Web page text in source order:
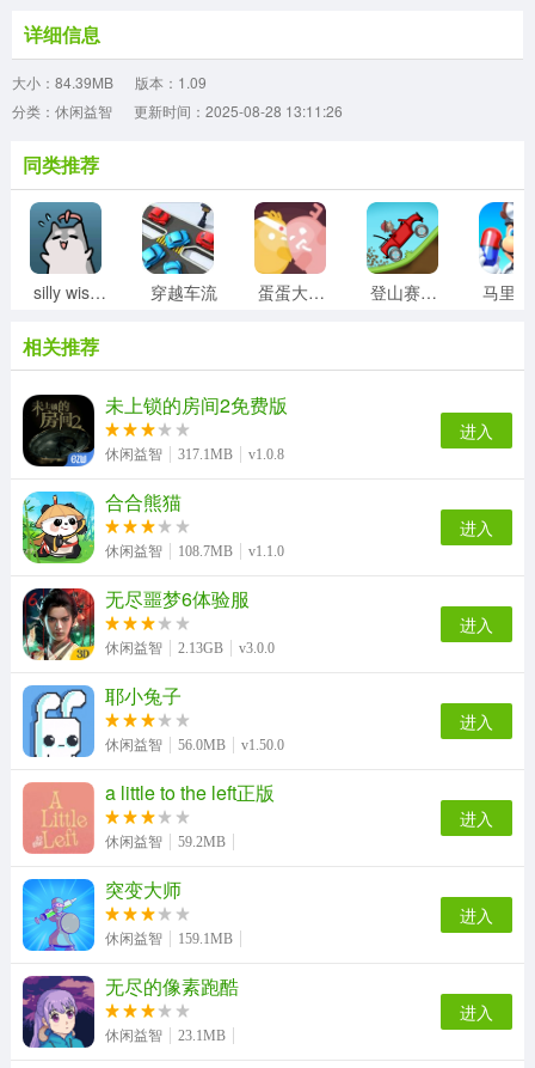
详细信息
大小：84.39MB
版本：1.09
分类：休闲益智
更新时间：2025-08-28 13:11:26
同类推荐
silly wisher最新版 穿越车流 蛋蛋大乱斗 登山赛车1老旧版
相关推荐
未上锁的房间2免费版
休闲益智 317.1MB v1.0.8
进入
合合熊猫
休闲益智 108.7MB v1.1.0
进入
无尽噩梦6体验服
休闲益智 2.13GB v3.0.0
进入
耶小兔子
休闲益智 56.0MB v1.50.0
进入
a little to the left正版
休闲益智 59.2MB
进入
突变大师
休闲益智 159.1MB
进入
无尽的像素跑酷
休闲益智 23.1MB
进入